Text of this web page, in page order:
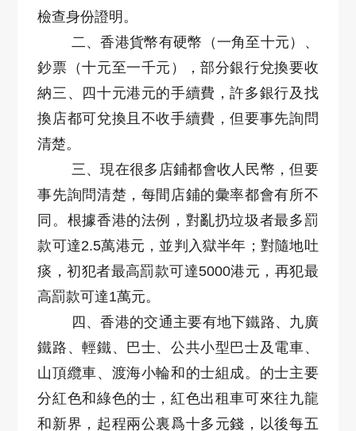
檢查身份證明。
二、香港貨幣有硬幣（一角至十元）、
鈔票（十元至一千元），部分銀行兌換要收
納三、四十元港元的手續費，許多銀行及找
換店都可兌換且不收手續費，但要事先詢問
清楚。
三、現在很多店鋪都會收人民幣，但要
事先詢問清楚，每間店鋪的彙率都會有所不
同。根據香港的法例，對亂扔垃圾者最多罰
款可達2.5萬港元，並判入獄半年；對隨地吐
痰，初犯者最高罰款可達5000港元，再犯最
高罰款可達1萬元。
四、香港的交通主要有地下鐵路、九廣
鐵路、輕鐵、巴士、公共小型巴士及電車、
山頂纜車、渡海小輪和的士組成。的士主要
分紅色和綠色的士，紅色出租車可來往九龍
和新界，起程兩公裏爲十多元錢，以後每五